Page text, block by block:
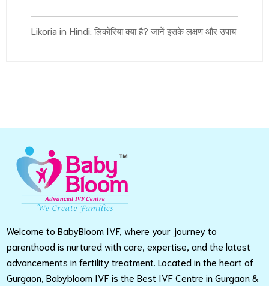
Likoria in Hindi: लिकोरिया क्या है? जानें इसके लक्षण और उपाय
Welcome to BabyBloom IVF, where your journey to
parenthood is nurtured with care, expertise, and the latest
advancements in fertility treatment. Located in the heart of
Gurgaon, Babybloom IVF is the Best IVF Centre in Gurgaon &